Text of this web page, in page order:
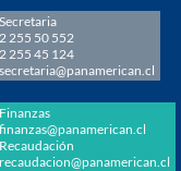
Secretaria
2 255 50 552
2 255 45 124
secretaria@panamerican.cl
Finanzas
finanzas@panamerican.cl
Recaudación
recaudacion@panamerican.cl